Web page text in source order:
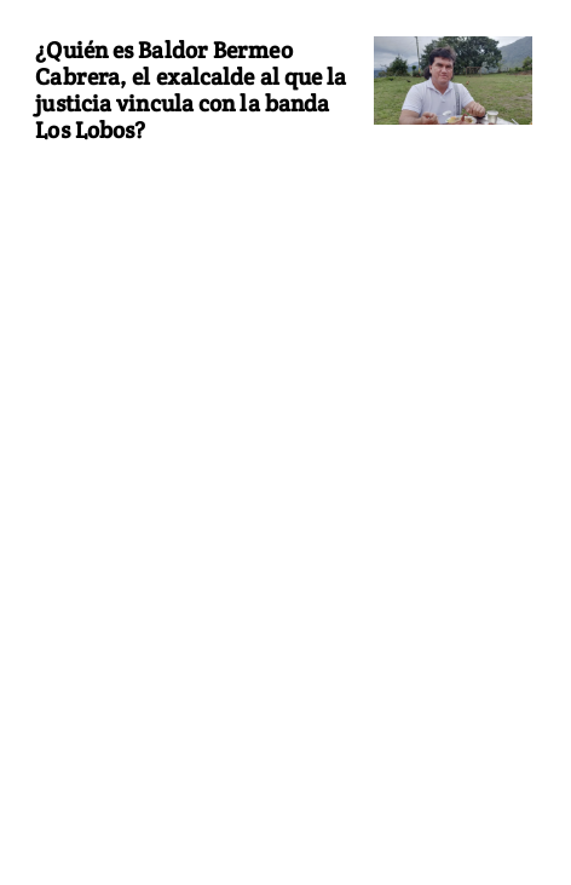
¿Quién es Baldor Bermeo
Cabrera, el exalcalde al que la
justicia vincula con la banda
Los Lobos?